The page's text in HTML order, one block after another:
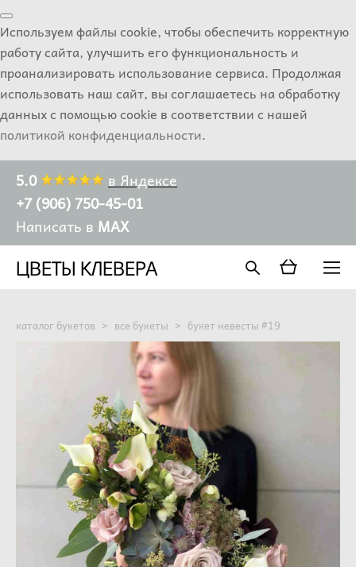
Используем файлы cookie, чтобы обеспечить корректную
работу сайта, улучшить его функциональность и
проанализировать использование сервиса. Продолжая
использовать наш сайт, вы соглашаетесь на обработку
данных с помощью cookie в соответствии с нашей
политикой конфиденциальности.
5.0
в Яндексе
+7 (906) 750-45-01
Написать в MAX
ЦВЕТЫ КЛЕВЕРА
каталог букетов > все букеты > букет невесты #19